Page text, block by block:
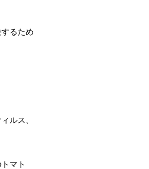
るため
ルス、
マト